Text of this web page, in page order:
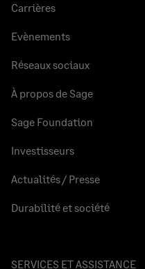
Carrières
Evènements
Réseaux sociaux
À propos de Sage
Sage Foundation
Investisseurs
Actualités / Presse
Durabilité et société
SERVICES ET ASSISTANCE